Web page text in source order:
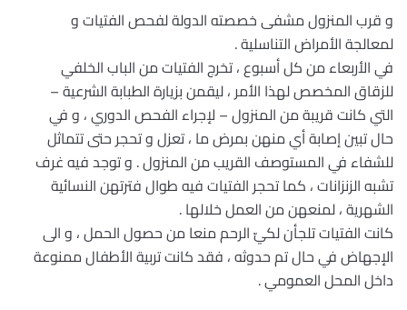
و قرب المنزول مشفى خصصته الدولة لفحص الفتيات و
لمعالجة الأمراض التناسلية .
في الأربعاء من كل أسبوع ، تخرج الفتيات من الباب الخلفي
للزقاق المخصص لهذا الأمر ، ليقمن بزيارة الطبابة الشرعية –
التي كانت قريبة من المنزول – لإجراء الفحص الدوري ، و في
حال تبين إصابة أي منهن بمرض ما ، تعزل و تحجر حتى تتماثل
للشفاء في المستوصف القريب من المنزول . و توجد فيه غرف
تشبه الزنزانات ، كما تحجر الفتيات فيه طوال فترتهن النسائية
الشهرية ، لمنعهن من العمل خلالها .
كانت الفتيات تلجأن لكيّ الرحم منعا من حصول الحمل ، و الى
الإجهاض في حال تم حدوثه ، فقد كانت تربية الأطفال ممنوعة
داخل المحل العمومي .